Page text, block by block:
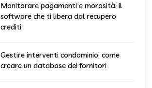
Monitorare pagamenti e morosità: il
software che ti libera dal recupero
crediti
Gestire interventi condominio: come
creare un database dei fornitori